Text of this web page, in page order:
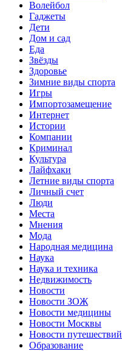
Волейбол
Гаджеты
Дети
Дом и сад
Еда
Звёзды
Здоровье
Зимние виды спорта
Игры
Импортозамещение
Интернет
Истории
Компании
Криминал
Культура
Лайфхаки
Летние виды спорта
Личный счет
Люди
Места
Мнения
Мода
Народная медицина
Наука
Наука и техника
Недвижимость
Новости
Новости ЗОЖ
Новости медицины
Новости Москвы
Новости путешествий
Образование